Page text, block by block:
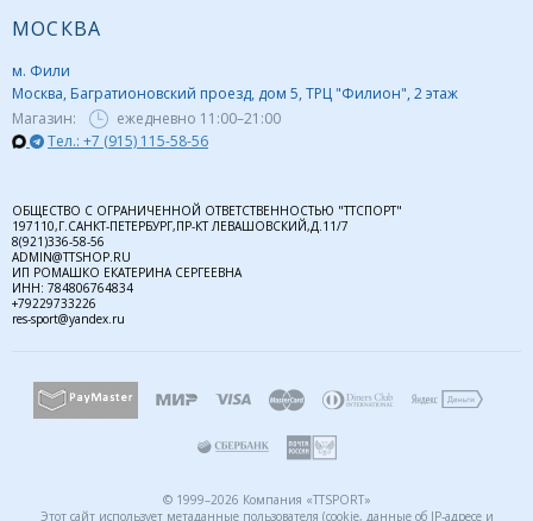
МОСКВА
м. Фили
Москва, Багратионовский проезд, дом 5, ТРЦ "Филион", 2 этаж
Магазин:
ежедневно 11:00–21:00
Тел.: +7 (915) 115-58-56
ОБЩЕСТВО С ОГРАНИЧЕННОЙ ОТВЕТСТВЕННОСТЬЮ "ТТСПОРТ"
197110,Г.САНКТ-ПЕТЕРБУРГ,ПР-КТ ЛЕВАШОВСКИЙ,Д.11/7
8(921)336-58-56
ADMIN@TTSHOP.RU
ИП РОМАШКО ЕКАТЕРИНА СЕРГЕЕВНА
ИНН: 784806764834
+79229733226
res-sport@yandex.ru
© 1999–2026 Компания «TTSPORT»
Этот сайт использует метаданные пользователя (cookie, данные об IP-адресе и